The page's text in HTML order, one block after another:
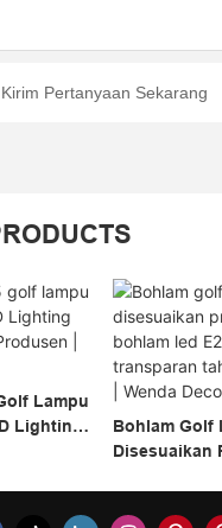
Kirim Pertanyaan Sekarang
Lampu
Lighting
Bohlam Golf
Disesuaikan